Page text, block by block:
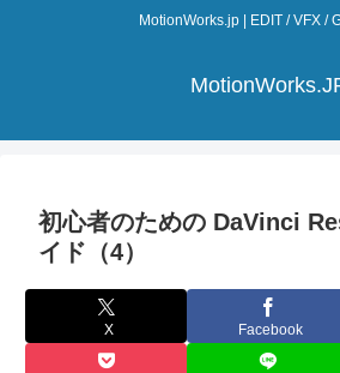
MotionWorks.jp | EDIT / VFX /
初心者のための DaVinci
イド（4）
X Facebook